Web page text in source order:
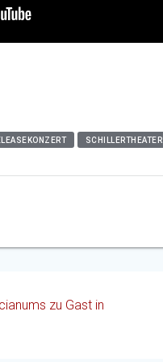
SCHILLERTHEATER
zu Gast in